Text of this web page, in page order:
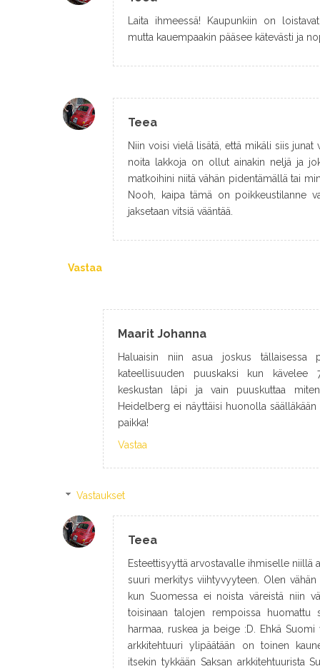
Laita ihmeessä! Kaupunkiin on
mutta kauempaakin pääsee kätevästi ja
Teea
Niin voisi vielä lisätä, että mikäli siis junat
noita lakkoja on ollut ainakin neljä ja
matkoihini niitä vähän pidentämällä tai
Nooh, kaipa tämä on poikkeustilanne
jaksetaan vitsiä vääntää.
Vastaa
Maarit Johanna
Haluaisin niin asua joskus tällaisessa
kateellisuuden puuskaksi kun kävelee
keskustan läpi ja vain puuskuttaa
Heidelberg ei näyttäisi huonolla
paikka!
Vastaa
Vastaukset
Teea
Esteettisyyttä arvostavalle ihmiselle niillä
suuri merkitys viihtyvyyteen. Olen
kun Suomessa ei noista väreistä niin
toisinaan talojen rempoissa
harmaa, ruskea ja beige :D. Ehkä
arkkitehtuuri ylipäätään on toinen
itsekin tykkään Saksan arkkitehtuurista